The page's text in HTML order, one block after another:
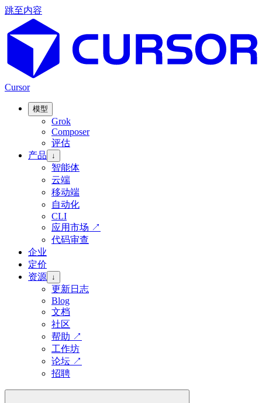
跳至内容
Cursor
模型
Grok
Composer
评估
产品
↓
智能体
云端
移动端
自动化
CLI
应用市场 ↗
代码审查
企业
定价
资源 ↓
更新日志
Blog
文档
社区
帮助 ↗
工作坊
论坛 ↗
招聘